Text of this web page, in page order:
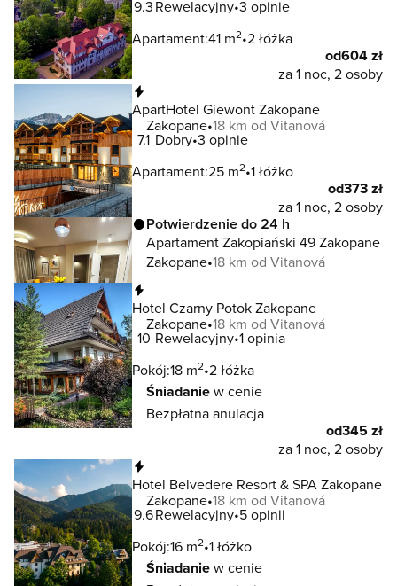
9.3Rewelacyjny 3 opinie
Apartament:41 m2 2 łóżka
od604 zł
za 1 noc, 2 osoby
ApartHotel Giewont Zakopane
Zakopane 18 km od Vitanová
7.1 Dobry 3 opinie
Apartament:25 m2 1 łóżko
od373 zł
za 1 noc, 2 osoby
Potwierdzenie do 24 h
Apartament Zakopiański 49 Zakopane
Zakopane 18 km od Vitanová
Hotel Czarny Potok Zakopane
Zakopane 18 km od Vitanová
10 Rewelacyjny 1 opinia
Pokój:18 m2 2 łóżka
Śniadaniew cenie
Bezpłatna anulacja
od345 zł
za 1 noc, 2 osoby
Hotel Belvedere Resort & SPA Zakopane
Zakopane 18 km od Vitanová
9.6Rewelacyjny 5 opinii
Pokój:16 m2 1 łóżko
Śniadaniew cenie